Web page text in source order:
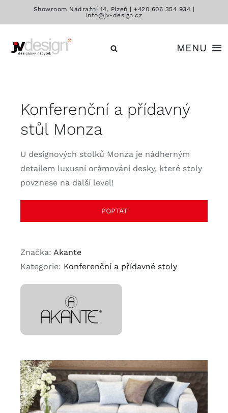
PřeskočitShowroom Nádražní 14, Plzeň |+420 606 354 934 |
info@jv-design.cz
MENU
Značky
Konferenční a přídavný
stůl Monza
U designových stolků Monza je nádherným
detailem luxusní orámování desky, které stoly
povznese na další level!
POPTAT
Značka: Akante
Kategorie: Konferenční a přídavné stoly